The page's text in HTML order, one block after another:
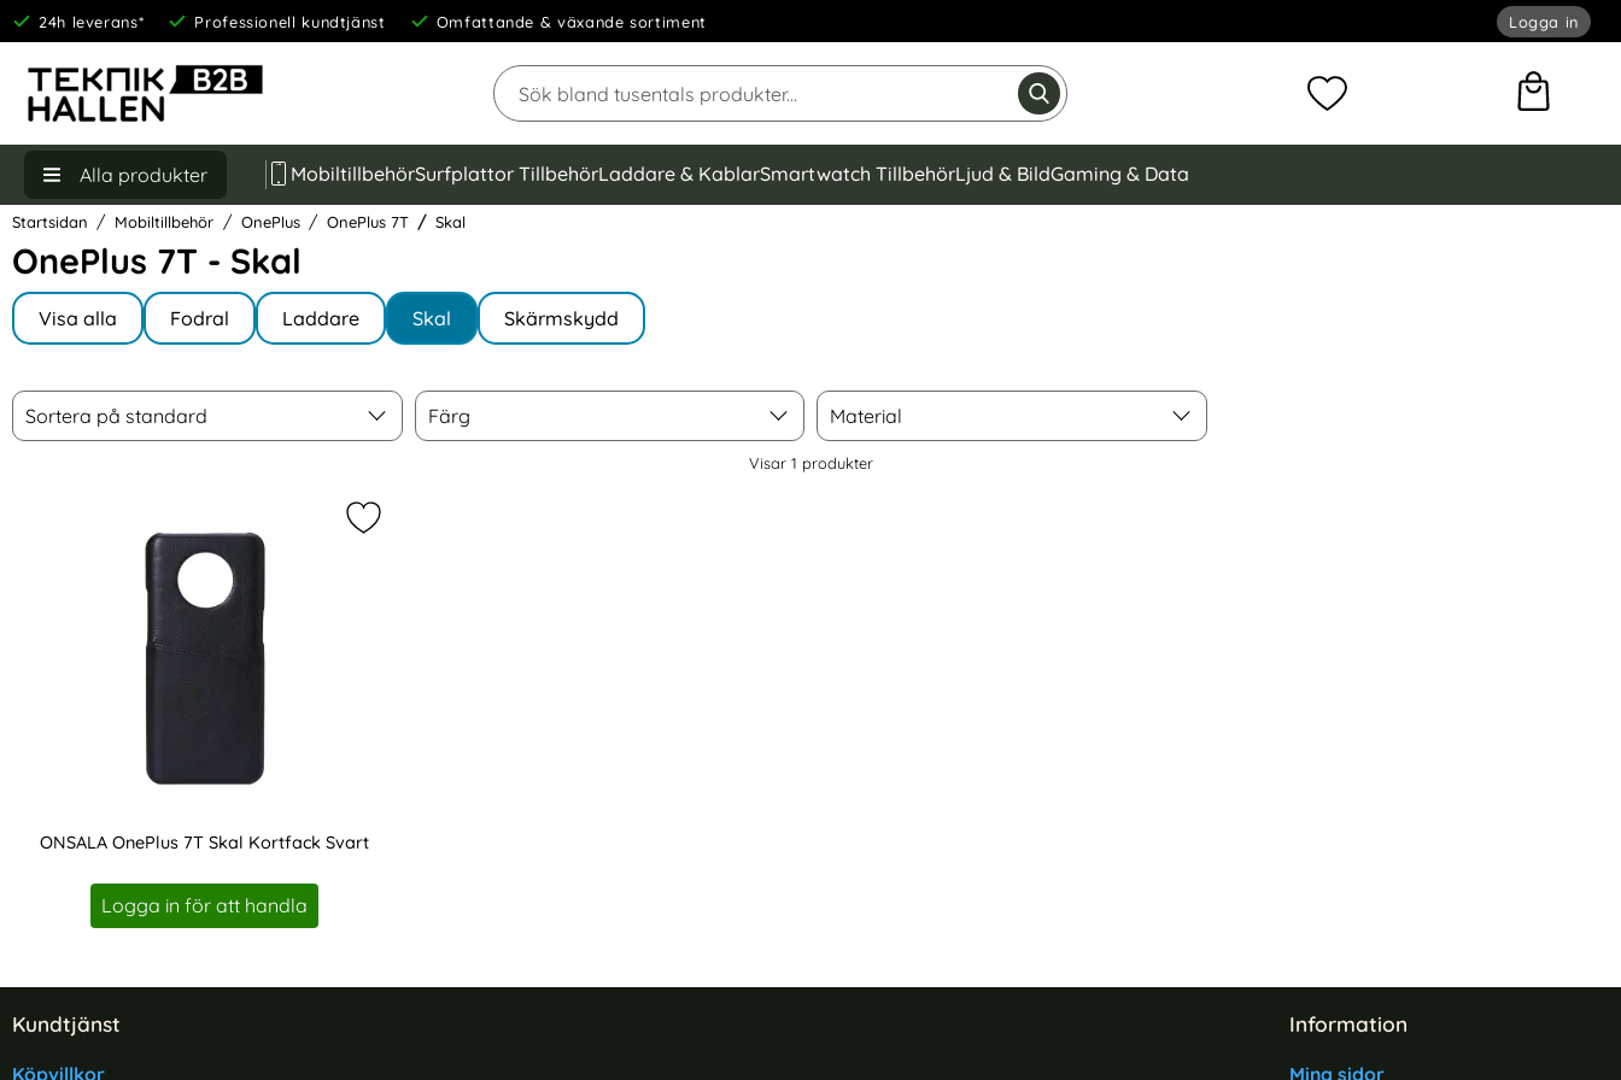
24h leverans* Professionell kundtjänst Omfattande & växande sortiment Logga in
Sök
Sök på Narse Group AB Genomför sökning Mina favoriter
Alla produkter MobiltillbehörSurfplattor TillbehörLaddare & KablarSmartwatch TillbehörLjud & BildGaming & Data
Startsidan Mobiltillbehör OnePlus OnePlus 7T Skal
OnePlus 7T - Skal
Hoppa
produkter
Underkategorier
Visa alla
I OnePlus 7T Fodral Laddare Skal Skärmskydd
Hoppa
över
Filtrera & sortera
Sortera
Sortera på standard
Färg
Färg
Material
Material
Visar 1 produkter
ONSALA OnePlus 7T Skal Kortfack Svart
Art. nr 207404
Logga in för att handla
Markera oNSALA OnePlus 7T Skal Kortfack Svart som favorit
Sidfot Blandad info och länkar
Kundtjänst
Köpvillkor
Information
Mina sidor